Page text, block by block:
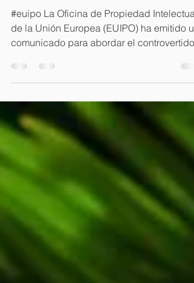
Credenciales": La EUIPO
Responde
#euipo La Oficina de Propiedad Intelectual